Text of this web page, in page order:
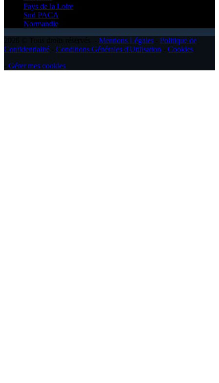
Pays de la Loire
Sud PACA
Normandie
Mentions Légales
Politique de
Confidentialité
Conditions Générales d'Utilisation
Cookies
Gérer mes cookies